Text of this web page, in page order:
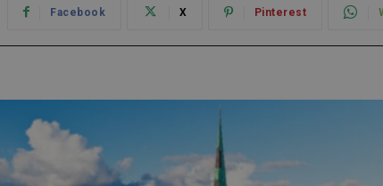
Facebook X Pinterest